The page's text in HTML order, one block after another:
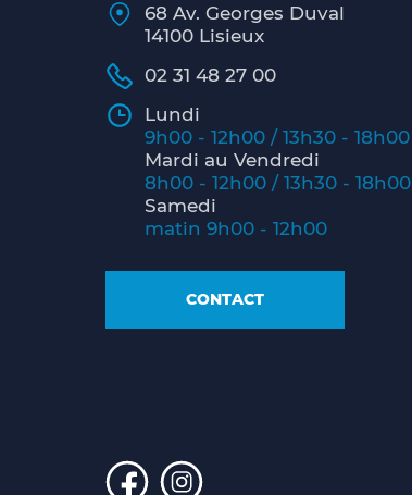
68 Av. Georges Duval
14100 Lisieux
02 31 48 27 00
Lundi
9h00 - 12h00 / 13h30 - 18h00
Mardi au Vendredi
8h00 - 12h00 / 13h30 - 18h00
Samedi
matin 9h00 - 12h00
CONTACT